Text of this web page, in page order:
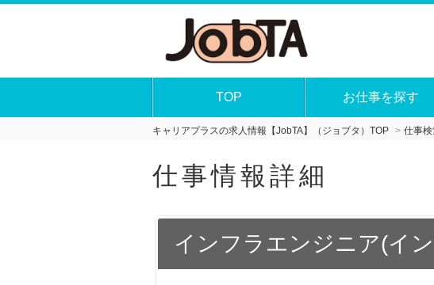
TOP お仕事を探す
キャリアプラスの求人情報【JobTA】（ジョブタ）TOP 仕事
仕事情報詳細
インフラエンジニア(イ